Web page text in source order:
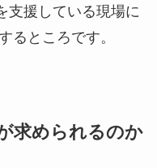
支援している現場に
るところです。
求められるのか